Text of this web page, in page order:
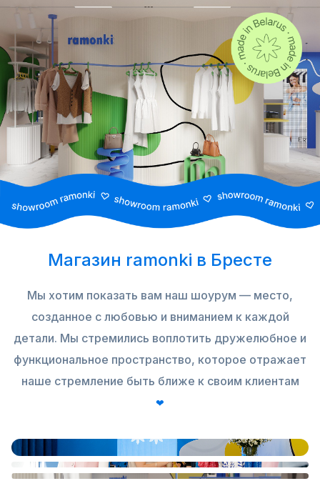
Магазин ramonki в Бресте
Мы хотим показать вам наш шоурум — место,
созданное с любовью и вниманием к каждой
детали. Мы стремились воплотить дружелюбное и
функциональное пространство, которое отражает
наше стремление быть ближе к своим клиентам
❤